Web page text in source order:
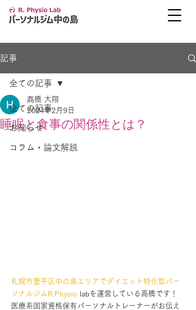
記事
全ての記事
お知らせ
コラム・論文解説
全ての記事
睡眠と食事の関係性とは？
髙橋 大翔
2024年2月9日
札幌市豊平区中の島エリアでダイエット特化型パー
ソナルジムR.Physio labを運営している高橋です！
医療系国家資格保有パーソナルトレーナーがお伝え